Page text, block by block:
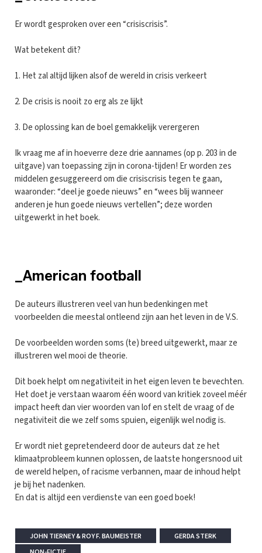
Er wordt gesproken over een “crisiscrisis”.
Wat betekent dit?
1. Het zal altijd lijken alsof de wereld in crisis verkeert
2. De crisis is nooit zo erg als ze lijkt
3. De oplossing kan de boel gemakkelijk verergeren
Ik vraag me af in hoeverre deze drie aannames (op p. 203 in de
uitgave) van toepassing zijn in corona-tijden! Er worden zes
middelen gesuggereerd om die crisiscrisis tegen te gaan,
waaronder: “deel je goede nieuws” en “wees blij wanneer
anderen je hun goede nieuws vertellen”; deze worden
uitgewerkt in het boek.
_American football
De auteurs illustreren veel van hun bedenkingen met
voorbeelden die meestal ontleend zijn aan het leven in de V.S.
De voorbeelden worden soms (te) breed uitgewerkt, maar ze
illustreren wel mooi de theorie.
Dit boek helpt om negativiteit in het eigen leven te bevechten.
Het doet je verstaan waarom één woord van kritiek zoveel méér
impact heeft dan vier woorden van lof en stelt de vraag of de
negativiteit die we zelf soms spuien, eigenlijk wel nodig is.
Er wordt niet gepretendeerd door de auteurs dat ze het
klimaatprobleem kunnen oplossen, de laatste hongersnood uit
de wereld helpen, of racisme verbannen, maar de inhoud helpt
je bij het nadenken.
En dat is altijd een verdienste van een goed boek!
JOHN TIERNEY & ROY F. BAUMEISTER
GERDA STERK